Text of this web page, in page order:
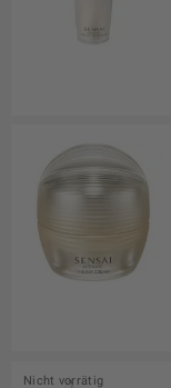
Nicht vorrätig